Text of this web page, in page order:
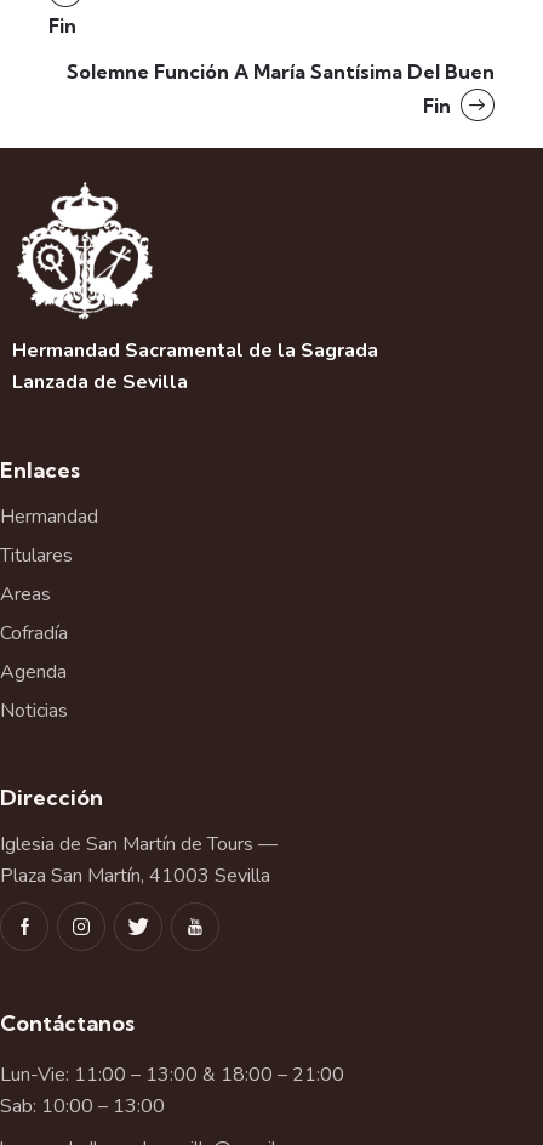
Fin
Solemne Función A María Santísima Del Buen
Fin
Hermandad Sacramental de la Sagrada
Lanzada de Sevilla
Enlaces
Hermandad
Titulares
Areas
Cofradía
Agenda
Noticias
Dirección
Iglesia de San Martín de Tours —
Plaza San Martín, 41003 Sevilla
Contáctanos
Lun-Vie: 11:00 – 13:00 & 18:00 – 21:00
Sab: 10:00 – 13:00